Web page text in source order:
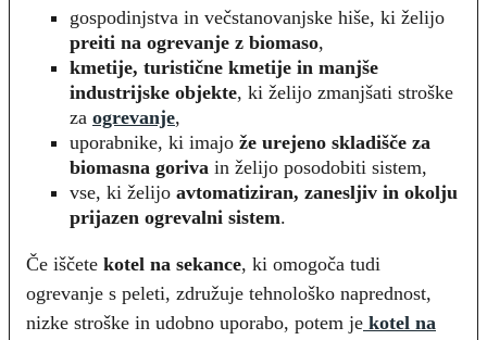
gospodinjstva in večstanovanjske hiše, ki želijo
preiti na ogrevanje z biomaso,
kmetije, turistične kmetije in manjše
industrijske objekte, ki želijo zmanjšati stroške
za ogrevanje,
uporabnike, ki imajo že urejeno skladišče za
biomasna goriva in želijo posodobiti sistem,
vse, ki želijo avtomatiziran, zanesljiv in okolju
prijazen ogrevalni sistem.
Če iščete kotel na sekance, ki omogoča tudi
ogrevanje s peleti, združuje tehnološko naprednost,
nizke stroške in udobno uporabo, potem je kotel na